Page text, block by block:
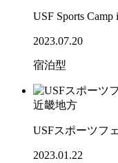
USF Sports
2023.07.20
宿泊型
近畿地方
USFスポーツフ
2023.01.22